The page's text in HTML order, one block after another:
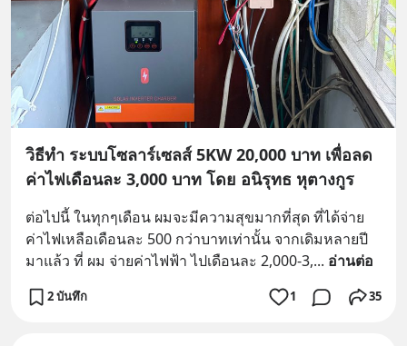
วิธีทำ ระบบโซลาร์เซลส์ 5KW 20,000 บาท เพื่อลด
ค่าไฟเดือนละ 3,000 บาท โดย อนิรุทธ หุตางกูร
ต่อไปนี้ ในทุกๆเดือน ผมจะมีความสุขมากที่สุด ที่ได้จ่าย
ค่าไฟเหลือเดือนละ 500 กว่าบาทเท่านั้น จากเดิมหลายปี
มาแล้ว ที่ ผม จ่ายค่าไฟฟ้า ไปเดือนละ 2,000-3,... อ่านต่อ
2 บันทึก 1 35